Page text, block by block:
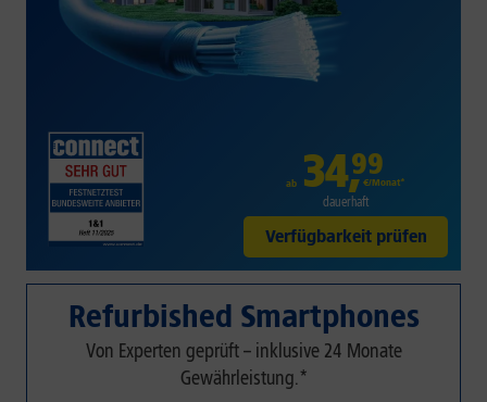
ab 34,99
€/Monat*
dauerhaft
Verfügbarkeit prüfen
Refurbished Smartphones
Von Experten geprüft – inklusive 24 Monate
Gewährleistung.*